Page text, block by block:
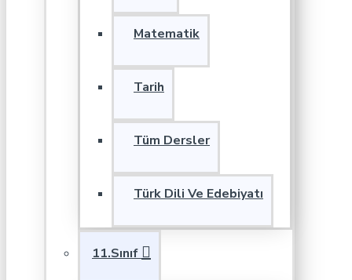
Matematik
Tarih
Tüm Dersler
Türk Dili Ve Edebiyatı
11.Sınıf